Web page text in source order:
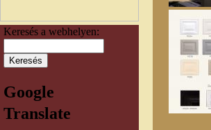
Keresés a webhelyen:
Google
Translate